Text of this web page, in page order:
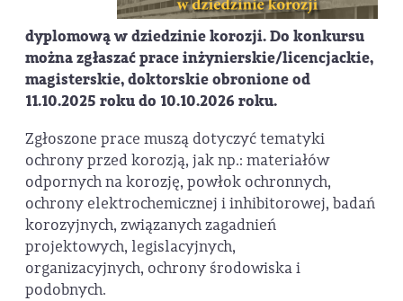
dyplomową w dziedzinie korozji. Do konkursu
można zgłaszać prace inżynierskie/licencjackie,
magisterskie, doktorskie obronione od
11.10.2025 roku do 10.10.2026 roku.
Zgłoszone prace muszą dotyczyć tematyki
ochrony przed korozją, jak np.: materiałów
odpornych na korozję, powłok ochronnych,
ochrony elektrochemicznej i inhibitorowej, badań
korozyjnych, związanych zagadnień
projektowych, legislacyjnych,
organizacyjnych, ochrony środowiska i
podobnych.